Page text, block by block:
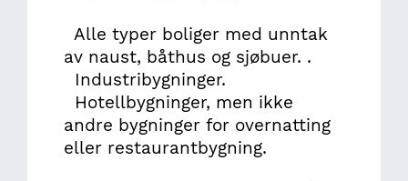
Alle typer boliger med unntak
av naust, båthus og sjøbuer. .
Industribygninger.
Hotellbygninger, men ikke
andre bygninger for overnatting
eller restaurantbygning.